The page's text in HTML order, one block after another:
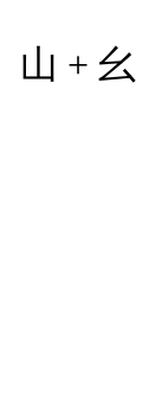
山 + 幺